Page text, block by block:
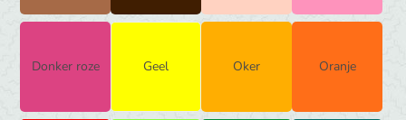
Donker roze Geel Oker Oranje